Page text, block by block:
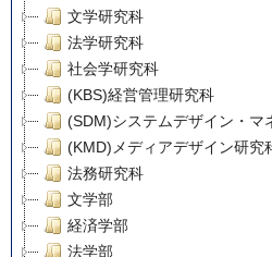
文学研究科
法学研究科
社会学研究科
(KBS)経営管理研究科
(SDM)システムデザイン・マ
(KMD)メディアデザイン研究
法務研究科
文学部
経済学部
法学部